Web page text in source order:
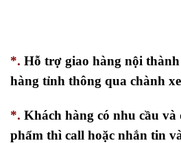
*. Hỗ trợ giao hàng nội
hàng tỉnh thông qua chành
*. Khách hàng có nhu cầu và
phẩm thì call hoặc nhắn tin